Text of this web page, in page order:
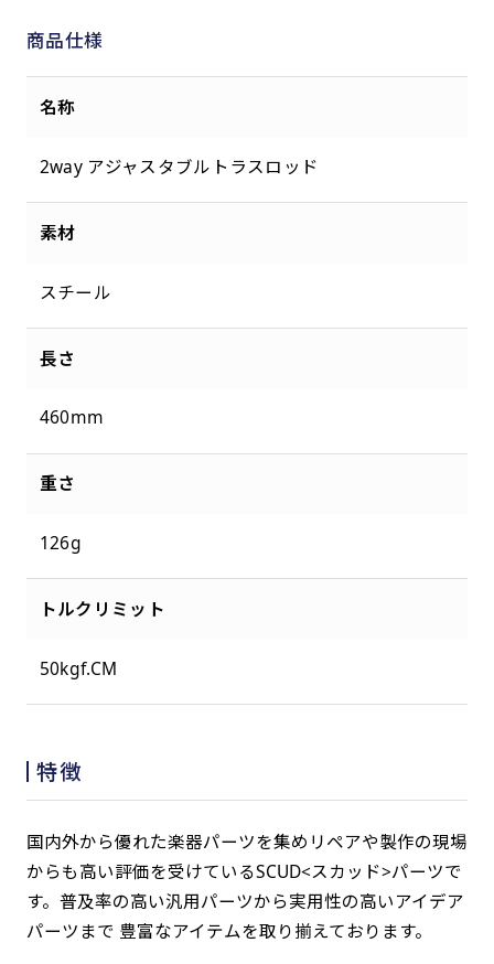
商品仕様
名称
2way アジャスタブルトラスロッド
素材
スチール
長さ
460mm
重さ
126g
トルクリミット
50kgf.CM
特徴
国内外から優れた楽器パーツを集めリペアや製作の現場
からも高い評価を受けているSCUD<スカッド>パーツで
す。普及率の高い汎用パーツから実用性の高いアイデア
パーツまで 豊富なアイテムを取り揃えております。